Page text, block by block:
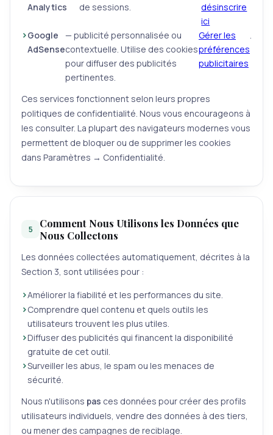
Analytics
de sessions.
désinscrire
ici
Google
AdSense
— publicité personnalisée ou
contextuelle. Utilise des cookies
pour diffuser des publicités
pertinentes.
Gérer les
préférences
publicitaires
Ces services fonctionnent selon leurs propres
politiques de confidentialité. Nous vous encourageons à
les consulter. La plupart des navigateurs modernes vous
permettent de bloquer ou de supprimer les cookies
dans Paramètres → Confidentialité.
5
Comment Nous Utilisons les Données que
Nous Collectons
Les données collectées automatiquement, décrites à la
Section 3, sont utilisées pour :
Améliorer la fiabilité et les performances du site.
Comprendre quel contenu et quels outils les
utilisateurs trouvent les plus utiles.
Diffuser des publicités qui financent la disponibilité
gratuite de cet outil.
Surveiller les abus, le spam ou les menaces de
sécurité.
Nous n'utilisons pas ces données pour créer des profils
utilisateurs individuels, vendre des données à des tiers,
ou mener des campagnes de reciblage.